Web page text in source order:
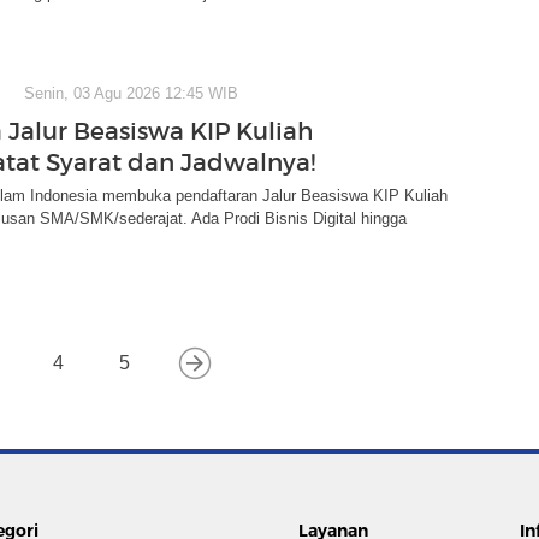
Senin, 03 Agu 2026 12:45 WIB
Jalur Beasiswa KIP Kuliah
Syarat dan Jadwalnya!
Indonesia membuka pendaftaran Jalur Beasiswa KIP Kuliah
SMA/SMK/sederajat. Ada Prodi Bisnis Digital hingga
4 5
Layanan